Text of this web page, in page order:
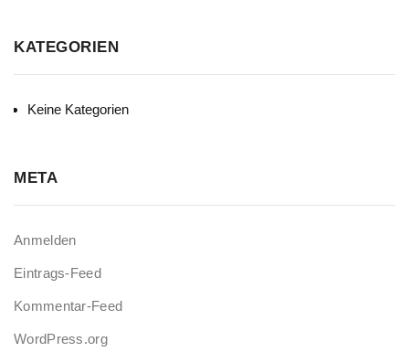
KATEGORIEN
Keine Kategorien
META
Anmelden
Eintrags-Feed
Kommentar-Feed
WordPress.org